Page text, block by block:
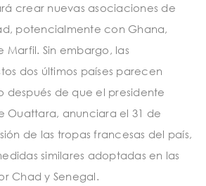
crear nuevas asociaciones de
potencialmente con Ghana,
Marfil. Sin embargo, las
dos últimos países parecen
después de que el presidente
Ouattara, anunciara el 31 de
de las tropas francesas del país,
similares adoptadas en las
Chad y Senegal.